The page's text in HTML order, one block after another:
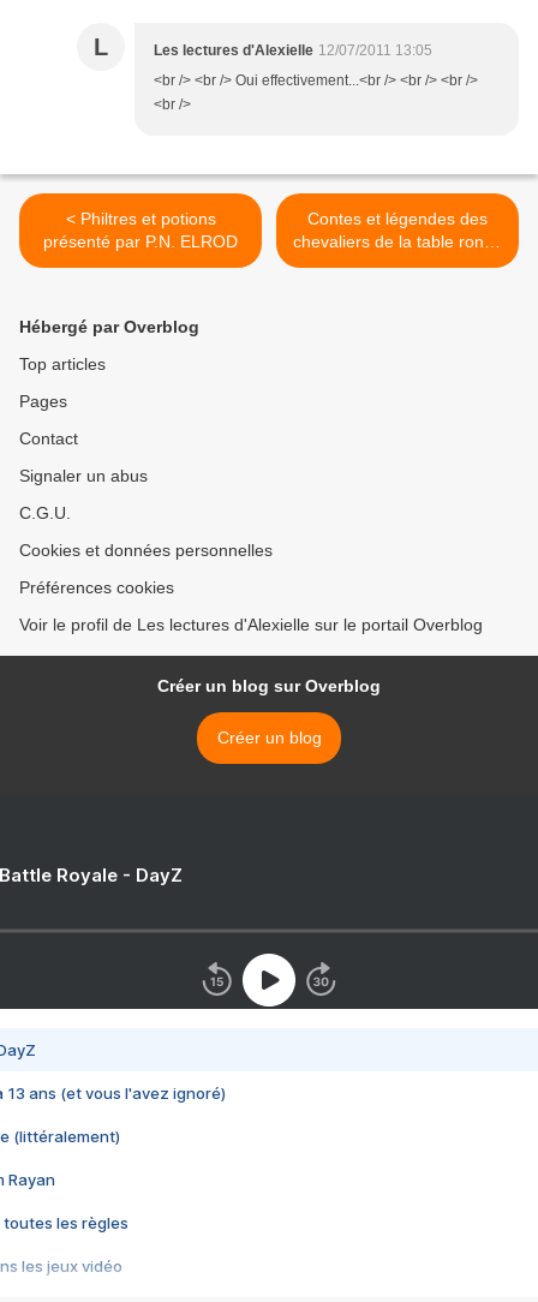
L Les lectures d'Alexielle 12/07/2011 13:05
<br /> <br /> Oui effectivement...<br /> <br /> <br />
<br />
< Philtres et potions
présenté par P.N. ELROD
Contes et légendes des
chevaliers de la table ronde
de Jacqueline MIRANDE
Hébergé par Overblog
Top articles
Pages
Contact
Signaler un abus
C.G.U.
Cookies et données personnelles
Préférences cookies
Voir le profil de Les lectures d'Alexielle sur le portail Overblog
Créer un blog sur Overblog
Créer un blog
Royale - DayZ
13 ans (et vous l'avez ignoré)
(littéralement)
Rayan
toutes les règles
les jeux vidéo